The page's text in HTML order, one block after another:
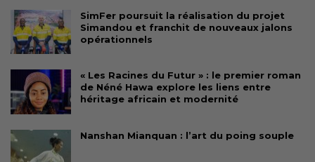
SimFer poursuit la réalisation du projet
Simandou et franchit de nouveaux jalons
opérationnels
« Les Racines du Futur » : le premier roman
de Néné Hawa explore les liens entre
héritage africain et modernité
Nanshan Mianquan : l’art du poing souple